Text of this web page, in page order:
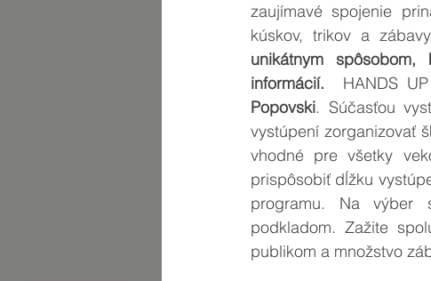
zaujímavé spojenie
kúskov, trikov a
unikátnym
informácií.
HANDS UP
Popovski. Súčasťou
vystúpení zorganizovať
vhodné pre všetky
prispôsobiť dĺžku
programu. Na výber
podkladom. Zažite
publikom a množstvo